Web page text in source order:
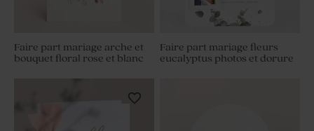
Faire part mariage arche et
bouquet floral rose et blanc
Faire part mariage fleurs
eucalyptus photos et dorure